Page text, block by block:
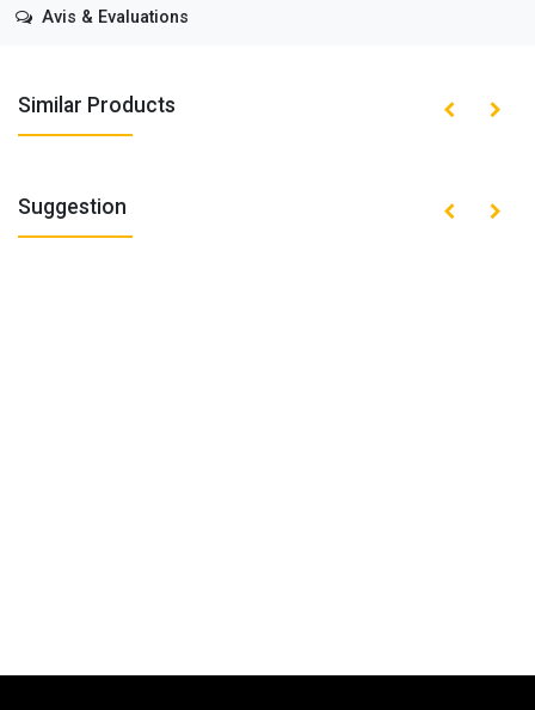
Avis & Evaluations
Similar Products
Suggestion